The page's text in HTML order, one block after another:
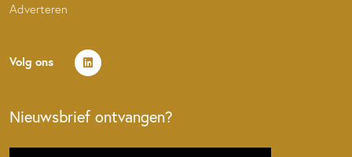
Adverteren
Volg ons
Nieuwsbrief ontvangen?